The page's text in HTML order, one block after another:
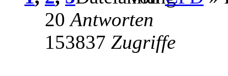
20Antworten
153837 Zugriffe